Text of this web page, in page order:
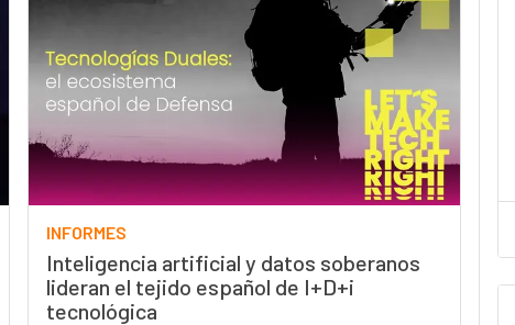
INFORMES
Inteligencia artificial y datos soberanos
lideran el tejido español de I+D+i
tecnológica